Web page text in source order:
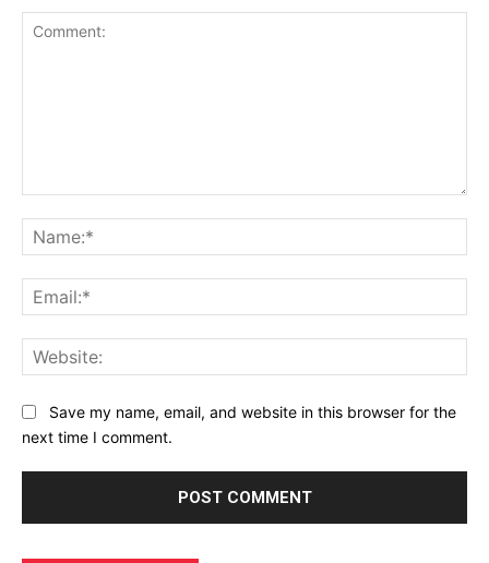
Save my name, email, and website in this browser for the
next time I comment.